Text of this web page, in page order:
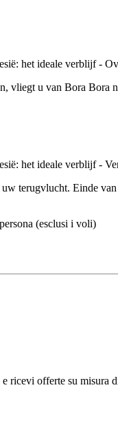
vliegt u van Bora Bora
terugvlucht. Einde
(esclusi i voli)
ricevi offerte su misura